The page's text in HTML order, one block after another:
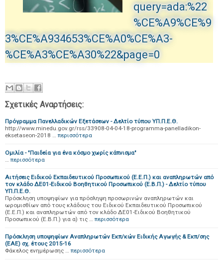
query=ada:%22
%CE%A9%CE%9
3%CE%A934653%CE%A0%CE%A3-
%CE%A3%CE%A30%22&page=0
Σχετικές Αναρτήσεις:
Πρόγραμμα Πανελλαδικών Εξετάσεων - Δελτίο τύπου ΥΠ.Π.Ε.Θ.
http://www.minedu.gov.gr/rss/33908-04-04-18-programma-panelladikon-
eksetaseon-2018 … περισσότερα
Ομιλία - "Παιδεία για ένα κόσμο χωρίς κάπνισμα"
… περισσότερα
Αιτήσεις Ειδικού Εκπαιδευτικού Προσωπικού (Ε.Ε.Π.) και αναπληρωτών από
τον κλάδο ΔΕ01-Ειδικού Βοηθητικού Προσωπικού (Ε.Β.Π.) - Δελτίο τύπου
ΥΠ.Π.Ε.Θ.
Πρόσκληση υποψηφίων για πρόσληψη προσωρινών αναπληρωτών και
ωρομισθίων από τους κλάδους του Ειδικού Εκπαιδευτικού Προσωπικού
(Ε.Ε.Π.) και αναπληρωτών από τον κλάδο ΔΕ01-Ειδικού Βοηθητικού
Προσωπικού (Ε.Β.Π.) για α) τις … περισσότερα
Πρόσκληση υποψηφίων Αναπληρωτών Εκπ/κών Ειδικής Αγωγής & Εκπ/σης
(ΕΑΕ) σχ. έτους 2015-16
Φάκελος ενημέρωσης … περισσότερα